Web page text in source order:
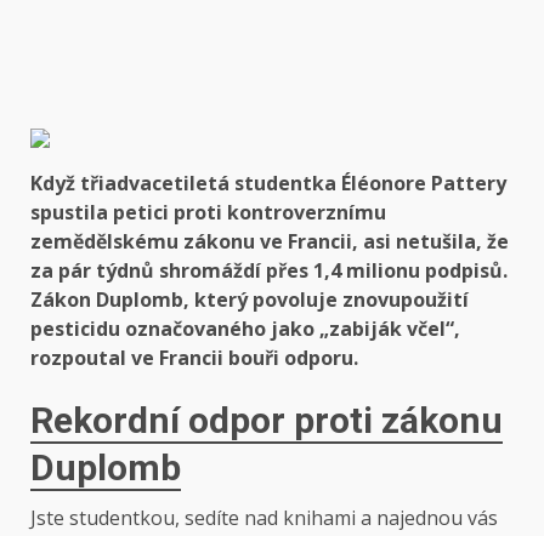
Když třiadvacetiletá studentka Éléonore Pattery
spustila petici proti kontroverznímu
zemědělskému zákonu ve Francii, asi netušila, že
za pár týdnů shromáždí přes 1,4 milionu podpisů.
Zákon Duplomb, který povoluje znovupoužití
pesticidu označovaného jako „zabiják včel“,
rozpoutal ve Francii bouři odporu.
Rekordní odpor proti zákonu
Duplomb
Jste studentkou, sedíte nad knihami a najednou vás